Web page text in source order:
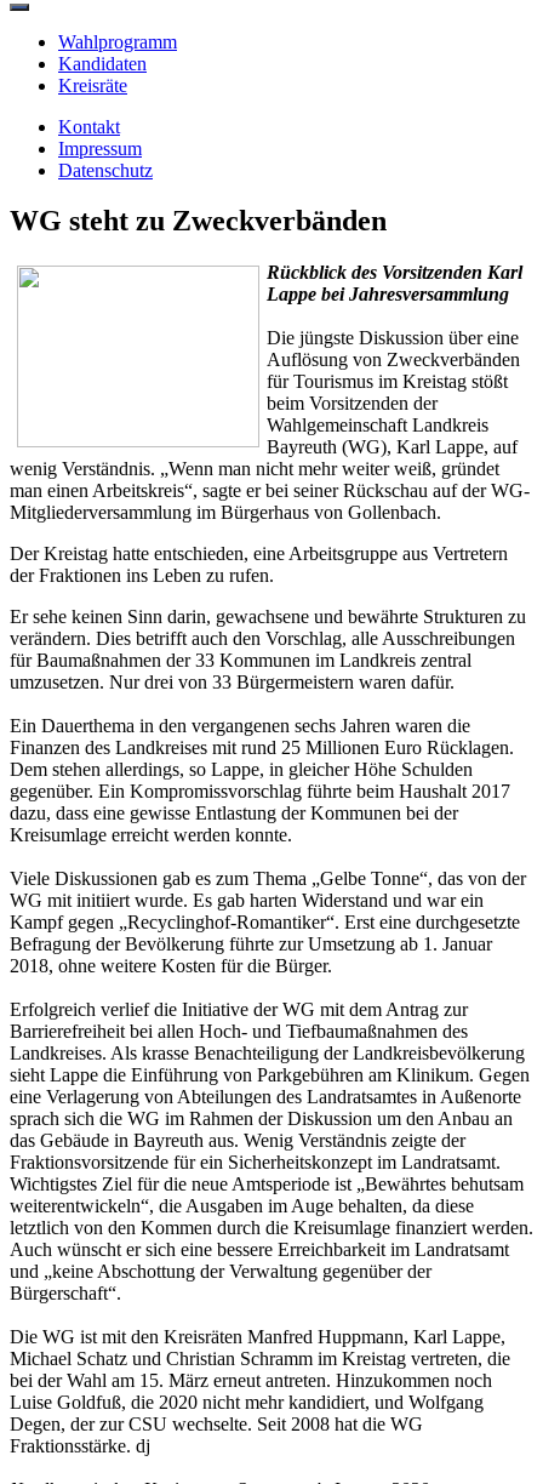
Wahlprogramm
Kandidaten
Kreisräte
Kontakt
Impressum
Datenschutz
WG steht zu Zweckverbänden
Rückblick des Vorsitzenden Karl
Lappe bei Jahresversammlung
Die jüngste Diskussion über eine
Auflösung von Zweckverbänden
für Tourismus im Kreistag stößt
beim Vorsitzenden der
Wahlgemeinschaft Landkreis
Bayreuth (WG), Karl Lappe, auf
wenig Verständnis. „Wenn man nicht mehr weiter weiß, gründet
man einen Arbeitskreis“, sagte er bei seiner Rückschau auf der WG-
Mitgliederversammlung im Bürgerhaus von Gollenbach.
Der Kreistag hatte entschieden, eine Arbeitsgruppe aus Vertretern
der Fraktionen ins Leben zu rufen.
Er sehe keinen Sinn darin, gewachsene und bewährte Strukturen zu
verändern. Dies betrifft auch den Vorschlag, alle Ausschreibungen
für Baumaßnahmen der 33 Kommunen im Landkreis zentral
umzusetzen. Nur drei von 33 Bürgermeistern waren dafür.
Ein Dauerthema in den vergangenen sechs Jahren waren die
Finanzen des Landkreises mit rund 25 Millionen Euro Rücklagen.
Dem stehen allerdings, so Lappe, in gleicher Höhe Schulden
gegenüber. Ein Kompromissvorschlag führte beim Haushalt 2017
dazu, dass eine gewisse Entlastung der Kommunen bei der
Kreisumlage erreicht werden konnte.
Viele Diskussionen gab es zum Thema „Gelbe Tonne“, das von der
WG mit initiiert wurde. Es gab harten Widerstand und war ein
Kampf gegen „Recyclinghof-Romantiker“. Erst eine durchgesetzte
Befragung der Bevölkerung führte zur Umsetzung ab 1. Januar
2018, ohne weitere Kosten für die Bürger.
Erfolgreich verlief die Initiative der WG mit dem Antrag zur
Barrierefreiheit bei allen Hoch- und Tiefbaumaßnahmen des
Landkreises. Als krasse Benachteiligung der Landkreisbevölkerung
sieht Lappe die Einführung von Parkgebühren am Klinikum. Gegen
eine Verlagerung von Abteilungen des Landratsamtes in Außenorte
sprach sich die WG im Rahmen der Diskussion um den Anbau an
das Gebäude in Bayreuth aus. Wenig Verständnis zeigte der
Fraktionsvorsitzende für ein Sicherheitskonzept im Landratsamt.
Wichtigstes Ziel für die neue Amtsperiode ist „Bewährtes behutsam
weiterentwickeln“, die Ausgaben im Auge behalten, da diese
letztlich von den Kommen durch die Kreisumlage finanziert werden.
Auch wünscht er sich eine bessere Erreichbarkeit im Landratsamt
und „keine Abschottung der Verwaltung gegenüber der
Bürgerschaft“.
Die WG ist mit den Kreisräten Manfred Huppmann, Karl Lappe,
Michael Schatz und Christian Schramm im Kreistag vertreten, die
bei der Wahl am 15. März erneut antreten. Hinzukommen noch
Luise Goldfuß, die 2020 nicht mehr kandidiert, und Wolfgang
Degen, der zur CSU wechselte. Seit 2008 hat die WG
Fraktionsstärke. dj